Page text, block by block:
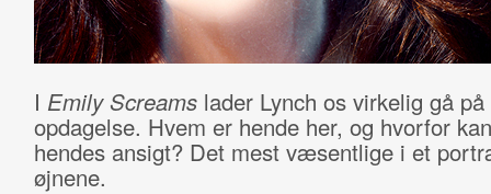
I Emily Screamslader Lynch os virkelig gå på
opdagelse. Hvem er hende her, og hvorfor
hendes ansigt? Det mest væsentlige i et
øjnene.